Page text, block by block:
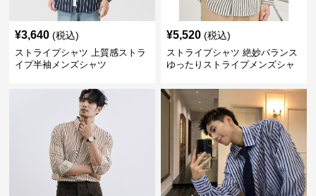
¥3,640 (税込)
ストライプシャツ 上質感ストラ
イプ半袖メンズシャツ
¥5,520 (税込)
ストライプシャツ 絶妙バランス
ゆったりストライプメンズシャ